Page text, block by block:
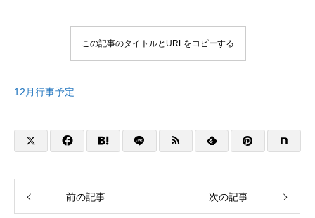
この記事のタイトルとURLをコピーする
12月行事予定
前の記事 次の記事